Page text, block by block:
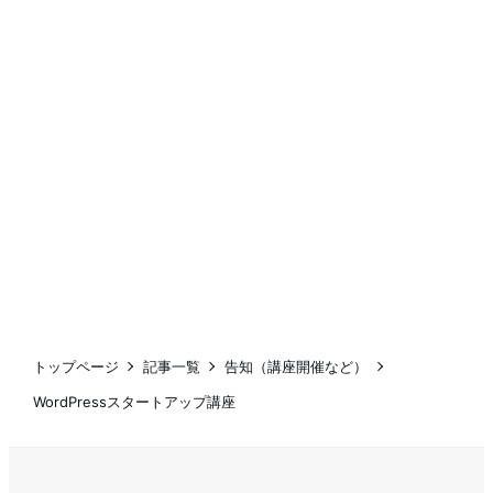
トップページ 記事一覧
告知（講座開催など）
WordPressスタートアップ講座